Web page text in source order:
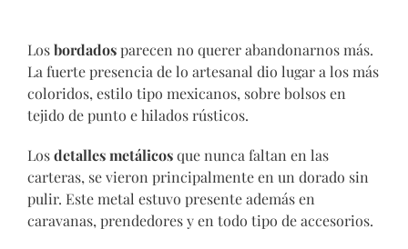
Losbordadosparecen no querer abandonarnos más.
La fuerte presencia de lo artesanal dio lugar a los más
coloridos, estilo tipo mexicanos, sobre bolsos en
tejido de punto e hilados rústicos.
Losdetalles metálicosque nunca faltan en las
carteras, se vieron principalmente en un dorado sin
pulir. Este metal estuvo presente además en
caravanas, prendedores y en todo tipo de accesorios.